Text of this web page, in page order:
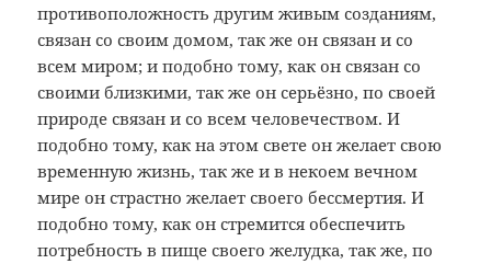
противоположность другим живым созданиям,
связан со своим домом, так же он связан и со
всем миром; и подобно тому, как он связан со
своими близкими, так же он серьёзно, по своей
природе связан и со всем человечеством. И
подобно тому, как на этом свете он желает свою
временную жизнь, так же и в некоем вечном
мире он страстно желает своего бессмертия. И
подобно тому, как он стремится обеспечить
потребность в пище своего желудка, так же, по